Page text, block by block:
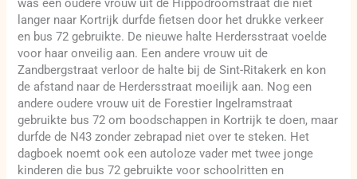
was een oudere vrouw uit de Hippodroomstraat die niet
langer naar Kortrijk durfde fietsen door het drukke verkeer
en bus 72 gebruikte. De nieuwe halte Herdersstraat voelde
voor haar onveilig aan. Een andere vrouw uit de
Zandbergstraat verloor de halte bij de Sint-Ritakerk en kon
de afstand naar de Herdersstraat moeilijk aan. Nog een
andere oudere vrouw uit de Forestier Ingelramstraat
gebruikte bus 72 om boodschappen in Kortrijk te doen, maar
durfde de N43 zonder zebrapad niet over te steken. Het
dagboek noemt ook een autoloze vader met twee jonge
kinderen die bus 72 gebruikte voor schoolritten en